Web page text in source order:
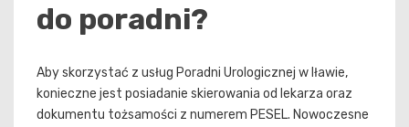
do poradni?
Aby skorzystać z usług Poradni Urologicznej w Iławie,
konieczne jest posiadanie skierowania od lekarza oraz
dokumentu tożsamości z numerem PESEL. Nowoczesne